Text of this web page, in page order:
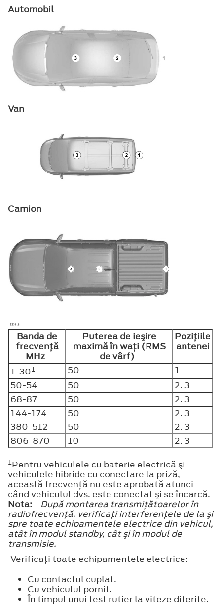
Automobil
Van
Camion
Banda de
frecvenţă
MHz
Puterea de ieşire
maximă în waţi (RMS
de vârf)
Poziţiile
antenei
1-301 50
1
50-54
50
2. 3
68-87
50
2. 3
144-174
50
2. 3
380-512
50
2. 3
806-870
10 2. 3
1Pentru vehiculele cu baterie electrică şi
vehiculele hibride cu conectare la priză,
această frecvenţă nu este aprobată atunci
când vehiculul dvs. este conectat şi se încarcă.
Nota:
După montarea transmiţătoarelor în
radiofrecvenţă, verificaţi interferenţele de la şi
spre toate echipamentele electrice din vehicul,
atât în modul standby, cât şi în modul de
transmisie.
Verificaţi toate echipamentele electrice:
Cu contactul cuplat.
Cu vehiculul pornit.
În timpul unui test rutier la viteze diferite.